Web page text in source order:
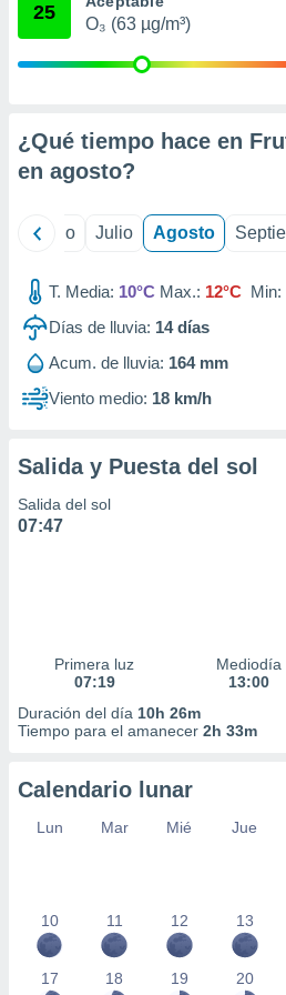
publicidad
publicidad
1199
25
O₃ (63 µg/m³)
¿Qué tiempo hace en
en agosto?
Junio Julio Agosto
T. Media: 10°C Max.: 12°C Min:
Días de lluvia: 14días
Acum. de lluvia: 164 mm
Viento medio: 18 km/h
Salida y Puesta del sol
Salida del sol
07:47
Primera luz
07:19
Mediodía
13:00
Duración del día 10h 26m
Tiempo para el amanecer 2h 33m
Calendario lunar
Lun Mar Mié Jue
10 11 12 13
17 18 19 20